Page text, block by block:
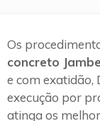
Os
concreto
e com exatidão,
execução por
atinga os